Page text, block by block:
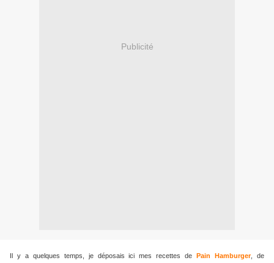
Publicité
Il y a quelques temps, je déposais ici mes recettes dePain Hamburger, de